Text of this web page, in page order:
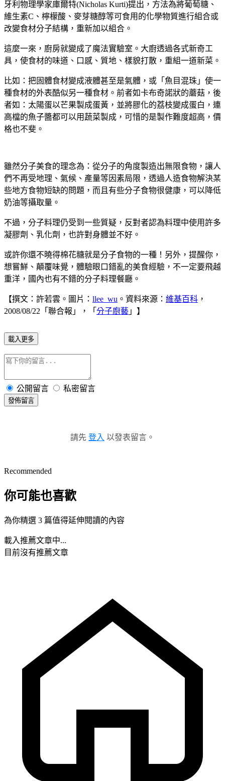
牙利物理學家庫爾特(Nicholas Kurti)提出，方法為將葡萄糖、
維生素C、檸檬酸、麥芽糖醇等可食用的化學物質進行組合或
改變食材分子結構，重新加以組合。
這麼一來，廚房就變成了魔法實驗室。大廚透過各式新奇工
具，使食材的味道、口感、質地、樣貌打散，重組一道新菜。
比如：把固體食材變成液體甚至是氣體，或「魚目混珠」使一
種食材的外表酷似另一種食材。前者如卡布奇諾狀的蘑菇，後
者如：太陽蛋以芒果製成蛋黃，並將膠化的荔枝變成蛋白，連
高檔的魚子醬都可以用蔬菜製成，可惜的是製作難度超高，價
格也不斐。
雖然分子美食的理念為：從分子的角度製造出無限食物，讓人
們不再受地理、氣候、產量等因素局限，透過人造食物解決某
些地方食物短缺的問題，而且有些分子食物很健康，可以降低
奶油等攝取量。
不過，分子料理仍受到一些質疑，反對者認為料理中使用許多
凝膠劑、乳化劑，也許對身體並不好。
或許你還不曉得棉花糖就是分子食物的一種！另外，提醒你，
想嘗鮮、顛覆味覺，體驗眼口錯亂的美食經驗，不一定要飛越
重洋，國內也有不錯的分子料理餐廳。
【撰文：許若雲。圖片： llee_wu 。資料來源： 維基百科 ，
2008/08/22「聯合報」，「 分子廚藝 」】
載入更多
公開留言 私密留言
發佈留言
請先 登入 以發表留言。
Recommended
你可能也喜歡
為你精選 3 篇值得延伸閱讀的內容
載入推薦文章中...
目前沒有推薦文章